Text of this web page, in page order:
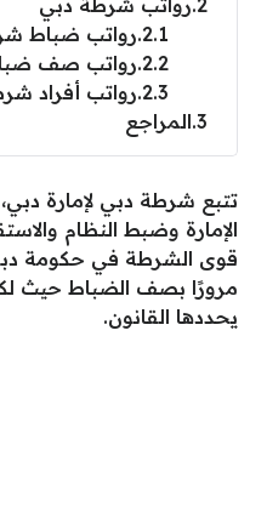
2 رواتب شرطة دبي
2.1 رواتب ضباط
2.2 رواتب صف
2.3 رواتب أفراد
3 المراجع
تتبع شرطة دبي لإمارة
الإمارة وضبط النظام
قوى الشرطة في حكومة دبي
مرورًا بصف الضباط حيث
يحددها القانون.